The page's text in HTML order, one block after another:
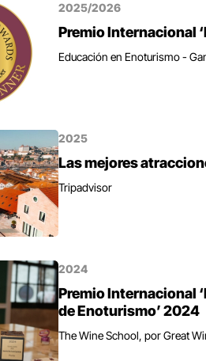
2025/2026
Premio Internacional
Educación en Enoturismo -
2025
Las mejores
Tripadvisor
2024
Premio Internacional
de Enoturismo’ 2024
The Wine School, por Great